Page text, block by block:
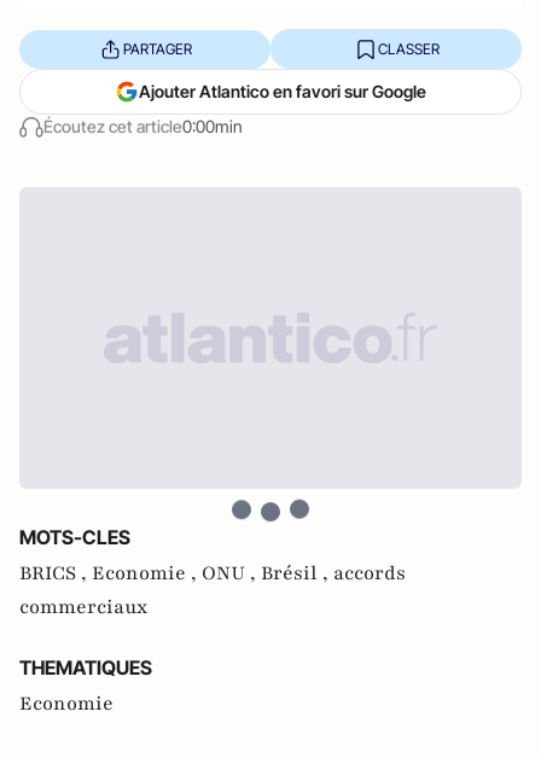
Écoutez cet article0:00min
PARTAGER CLASSER
Ajouter Atlantico en favori sur Google
MOTS-CLES
BRICS , Economie , ONU , Brésil , accords
commerciaux
THEMATIQUES
Economie